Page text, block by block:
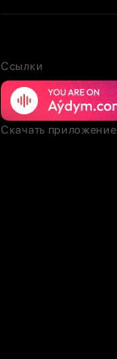
Ссылки
Скачать приложение